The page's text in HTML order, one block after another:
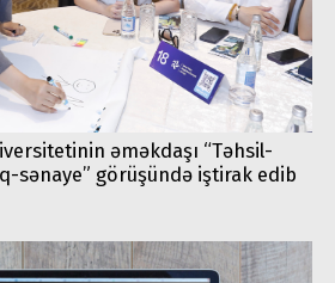
əməkdaşı “Təhsil-
sənaye” görüşündə iştirak edib